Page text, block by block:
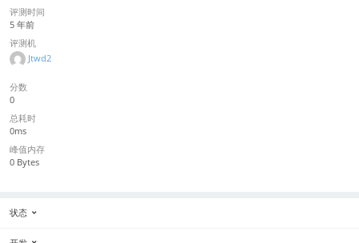
评测时间
5 年前
评测机
Jtwd2
分数
0
总耗时
0ms
峰值内存
0 Bytes
状态